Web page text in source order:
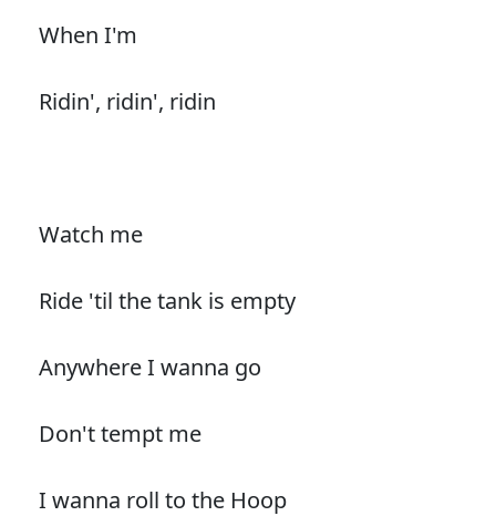
When I'm
Ridin', ridin', ridin
Watch me
Ride 'til the tank is empty
Anywhere I wanna go
Don't tempt me
I wanna roll to the Hoop